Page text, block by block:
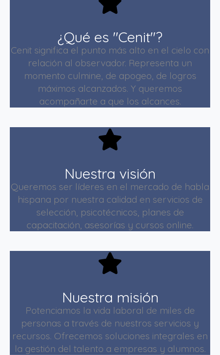
¿Qué es "Cenit"?
Cenit significa el punto más alto en el cielo con
relación al observador. Representa un
momento culmine, de apogeo, de logros
máximos alcanzados. Y queremos
acompañarte a que los alcances.
Nuestra visión
Queremos ser líderes en el mercado de habla
hispana por nuestra calidad en servicios de
selección, psicotécnicos, planes de
capacitación, asesorías y cursos online.
Nuestra misión
Potenciamos la vida laboral de miles de
personas a través de nuestros servicios y
recursos. Ofrecemos soluciones integrales en
la gestión del talento a empresas y alumnos.